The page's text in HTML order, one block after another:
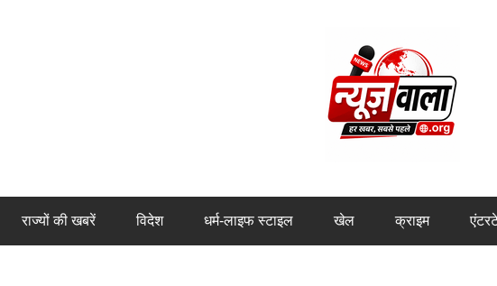
राज्यों की खबरें विदेश धर्म-लाइफ स्टाइल खेल क्राइम